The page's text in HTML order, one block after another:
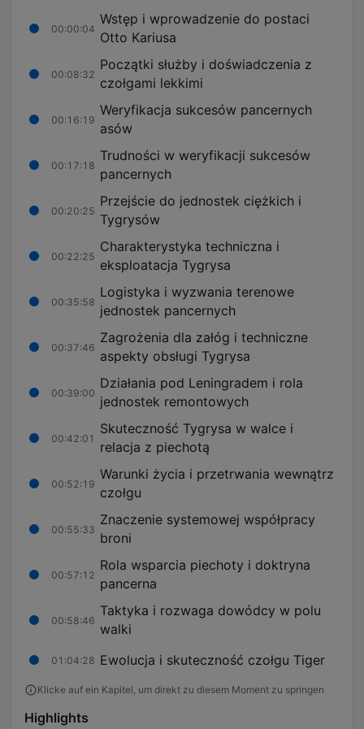
00:00:04
Wstęp i wprowadzenie do postaci
Otto Kariusa
00:08:32
Początki służby i doświadczenia z
czołgami lekkimi
00:16:19
Weryfikacja sukcesów pancernych
asów
00:17:18
Trudności w weryfikacji sukcesów
pancernych
00:20:25
Przejście do jednostek ciężkich i
Tygrysów
00:22:25
Charakterystyka techniczna i
eksploatacja Tygrysa
00:35:58
Logistyka i wyzwania terenowe
jednostek pancernych
00:37:46
Zagrożenia dla załóg i techniczne
aspekty obsługi Tygrysa
00:39:00
Działania pod Leningradem i rola
jednostek remontowych
00:42:01
Skuteczność Tygrysa w walce i
relacja z piechotą
00:52:19
Warunki życia i przetrwania wewnątrz
czołgu
00:55:33
Znaczenie systemowej współpracy
broni
00:57:12
Rola wsparcia piechoty i doktryna
pancerna
00:58:46
Taktyka i rozwaga dowódcy w polu
walki
01:04:28 Ewolucja i skuteczność czołgu Tiger
Klicke auf ein Kapitel, um direkt zu diesem Moment zu springen
Highlights